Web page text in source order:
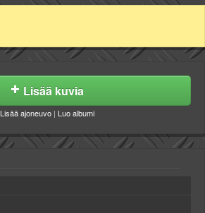
Lisää kuvia
Lisää ajoneuvo | Luo albumi